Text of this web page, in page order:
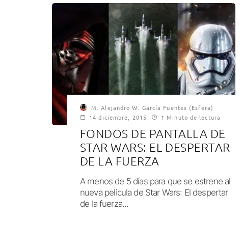
M. Alejandro W. García Fuentes (Esfera)
14 diciembre, 2015
1 Minuto de lectura
FONDOS DE PANTALLA DE
STAR WARS: EL DESPERTAR
DE LA FUERZA
A menos de 5 días para que se estrene al
nueva película de Star Wars: El despertar
de la fuerza...